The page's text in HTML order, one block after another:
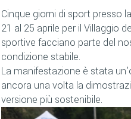
Cinque giorni di sport presso
21 al 25 aprile per il Villaggio
sportive facciano parte del
condizione stabile.
La manifestazione è stata
ancora una volta la
versione più sostenibile.